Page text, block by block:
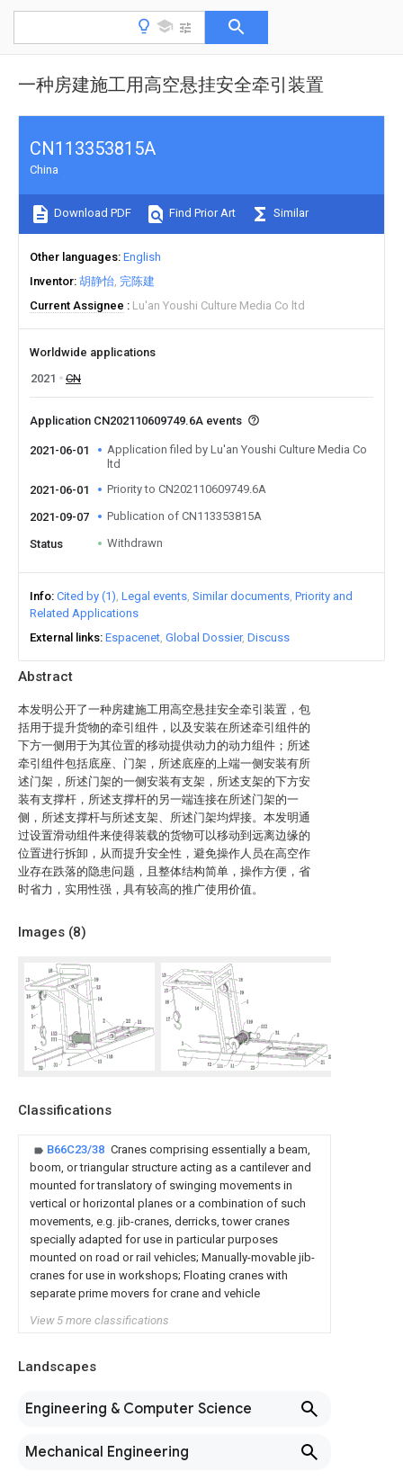
一种房建施工用高空悬挂安全牵引装置
Abstract
本发明公开了一种房建施工用高空悬挂安全牵引装置，包
括用于提升货物的牵引组件，以及安装在所述牵引组件的
下方一侧用于为其位置的移动提供动力的动力组件；所述
牵引组件包括底座、门架，所述底座的上端一侧安装有所
述门架，所述门架的一侧安装有支架，所述支架的下方安
装有支撑杆，所述支撑杆的另一端连接在所述门架的一
侧，所述支撑杆与所述支架、所述门架均焊接。本发明通
过设置滑动组件来使得装载的货物可以移动到远离边缘的
位置进行拆卸，从而提升安全性，避免操作人员在高空作
业存在跌落的隐患问题，且整体结构简单，操作方便，省
时省力，实用性强，具有较高的推广使用价值。
Images (8)
Classifications
B66C23/38 Cranes comprising essentially a beam,
boom, or triangular structure acting as a cantilever and
mounted for translatory of swinging movements in
vertical or horizontal planes or a combination of such
movements, e.g. jib-cranes, derricks, tower cranes
specially adapted for use in particular purposes
mounted on road or rail vehicles; Manually-movable jib-
cranes for use in workshops; Floating cranes with
separate prime movers for crane and vehicle
View 5 more classifications
Landscapes
Engineering & Computer Science
Mechanical Engineering
CN113353815A
China
Download PDF Find Prior Art Similar
Other languages English
Inventor 胡静怡 完陈建
Current Assignee
Lu'an Youshi Culture Media Co ltd
Worldwide applications
2021
CN
Application CN202110609749.6A events
2021-06-01
Application filed by Lu'an Youshi Culture Media Co
ltd
2021-06-01
Priority to CN202110609749.6A
2021-09-07 Publication of CN113353815A
Status Withdrawn
Info Cited by (1) Legal events Similar documents Priority and
Related Applications
External links Espacenet Global Dossier Discuss